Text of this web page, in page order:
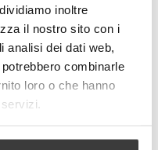
inoltre
il nostro sito con i
analisi dei dati web,
combinarle
loro o che hanno
anche